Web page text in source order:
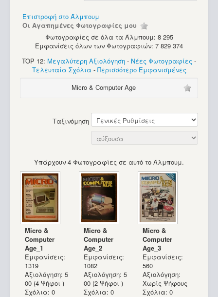
Επιστροφή στο Άλμπουμ
Οι Αγαπημένες Φωτογραφίες μου
Φωτογραφίες σε όλα τα Άλμπουμ: 8 295
Εμφανίσεις όλων των Φωτογραφιών: 7 829 374
TOP 12: Μεγαλύτερη Αξιολόγηση - Νέες Φωτογραφίες -
Τελευταία Σχόλια - Περισσότερο Εμφανισμένες
Micro & Computer Age
Ταξινόμηση
Υπάρχουν 4 Φωτογραφίες σε αυτό το Άλμπουμ.
Micro &
Computer
Age_1
Εμφανίσεις:
1319
Αξιολόγηση: 5
00 (4 Ψήφοι )
Σχόλια: 0
Micro &
Computer
Age_2
Εμφανίσεις:
1082
Αξιολόγηση: 5
00 (2 Ψήφοι )
Σχόλια: 0
Micro &
Computer
Age_3
Εμφανίσεις:
560
Αξιολόγηση:
Χωρίς Ψήφους
Σχόλια: 0